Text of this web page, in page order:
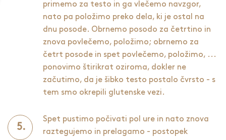
primemo za testo in ga vlečemo navzgor,
nato pa položimo preko dela, ki je ostal na
dnu posode. Obrnemo posodo za četrtino in
znova povlečemo, položimo; obrnemo za
četrt posode in spet povlečemo, položimo, ...
ponovimo štirikrat oziroma, dokler ne
začutimo, da je šibko testo postalo čvrsto - s
tem smo okrepili glutenske vezi.
Spet pustimo počivati pol ure in nato znova
raztegujemo in prelagamo - postopek